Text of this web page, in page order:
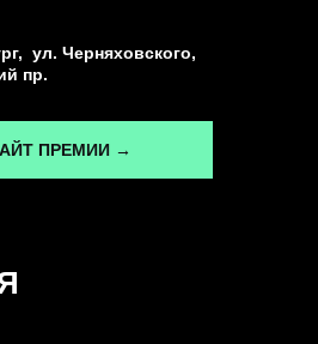
ул. Черняховского,
пр.
ПРЕМИИ →